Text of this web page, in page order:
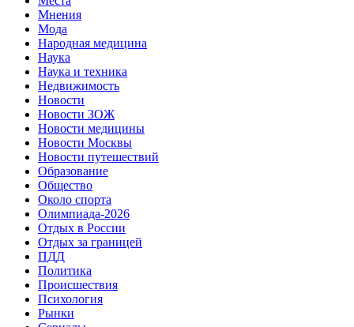
Мнения
Мода
Народная медицина
Наука
Наука и техника
Недвижимость
Новости
Новости ЗОЖ
Новости медицины
Новости Москвы
Новости путешествий
Образование
Общество
Около спорта
Олимпиада-2026
Отдых в России
Отдых за границей
ПДД
Политика
Происшествия
Психология
Рынки